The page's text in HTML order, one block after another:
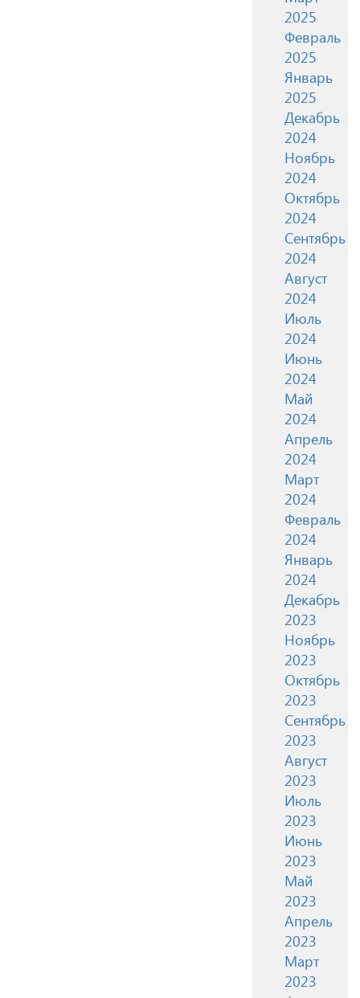
2025
Февраль
2025
Январь
2025
Декабрь
2024
Ноябрь
2024
Октябрь
2024
Сентябрь
2024
Август
2024
Июль
2024
Июнь
2024
Май
2024
Апрель
2024
Март
2024
Февраль
2024
Январь
2024
Декабрь
2023
Ноябрь
2023
Октябрь
2023
Сентябрь
2023
Август
2023
Июль
2023
Июнь
2023
Май
2023
Апрель
2023
Март
2023